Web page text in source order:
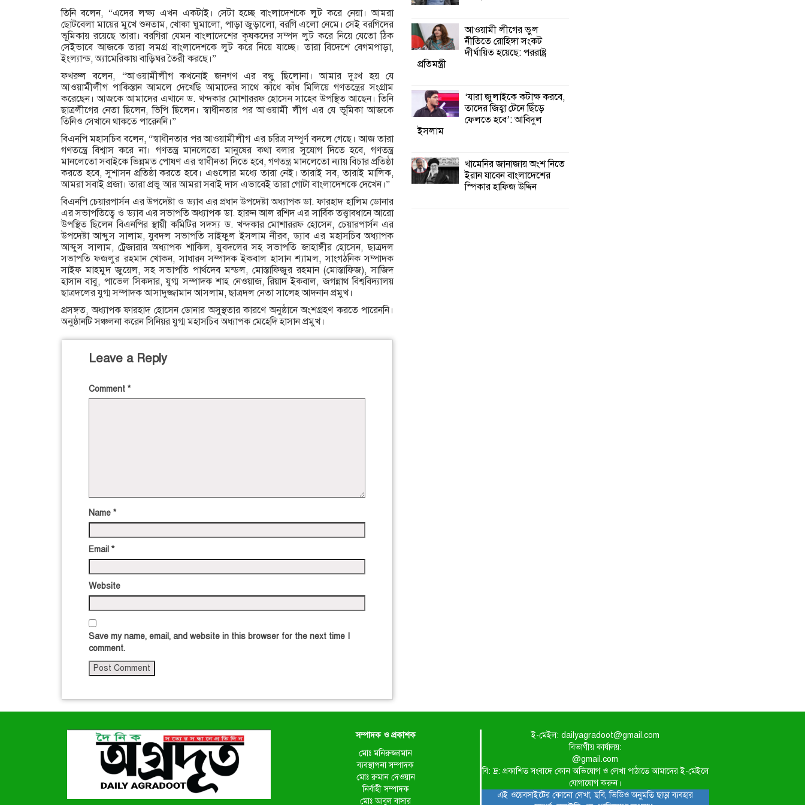
তিনি বলেন, “এদের লক্ষ্য এখন একটাই। সেটা হচ্ছে বাংলাদেশকে লুট করে নেয়া। আমরা
ছোটবেলা মায়ের মুখে শুনতাম, খোকা ঘুমালো, পাড়া জুড়ালো, বরগি এলো নেমে। সেই বরগিদের
ভূমিকায় রয়েছে তারা। বরগিরা যেমন বাংলাদেশের কৃষকদের সম্পদ লুট করে নিয়ে যেতো ঠিক
সেইভাবে আজকে তারা সমগ্র বাংলাদেশকে লুট করে নিয়ে যাচ্ছে। তারা বিদেশে বেগমপাড়া,
ইংল্যান্ড, অ্যামেরিকায় বাড়িঘর তৈরী করছে।”
ফখরুল বলেন, “আওয়ামীলীগ কখনোই জনগণ এর বন্ধু ছিলোনা। আমার দুঃখ হয় যে
আওয়ামীলীগ পাকিস্তান আমলে দেখেছি আমাদের সাথে কাঁধে কাঁধ মিলিয়ে গণতন্ত্রের সংগ্রাম
করেছেন। আজকে আমাদের এখানে ড. খন্দকার মোশাররফ হোসেন সাহেব উপস্থিত আছেন। তিনি
ছাত্রলীগের নেতা ছিলেন, ভিপি ছিলেন। স্বাধীনতার পর আওয়ামী লীগ এর যে ভূমিকা আজকে
তিনিও সেখানে থাকতে পারেননি।”
বিএনপি মহাসচিব বলেন, “স্বাধীনতার পর আওয়ামীলীগ এর চরিত্র সম্পূর্ণ বদলে গেছে। আজ তারা
গণতন্ত্রে বিশ্বাস করে না। গণতন্ত্র মানলেতো মানুষের কথা বলার সুযোগ দিতে হবে, গণতন্ত্র
মানলেতো সবাইকে ভিন্নমত পোষণ এর স্বাধীনতা দিতে হবে, গণতন্ত্র মানলেতো ন্যায় বিচার প্রতিষ্ঠা
করতে হবে, সুশাসন প্রতিষ্ঠা করতে হবে। এগুলোর মধ্যে তারা নেই। তারাই সব, তারাই মালিক,
আমরা সবাই প্রজা। তারা প্রভু আর আমরা সবাই দাস এভাবেই তারা গোটা বাংলাদেশকে দেখেন।”
বিএনপি চেয়ারপার্সন এর উপদেষ্টা ও ড্যাব এর প্রধান উপদেষ্টা অধ্যাপক ডা. ফারহাদ হালিম ডোনার
এর সভাপতিত্বে ও ড্যাব এর সভাপতি অধ্যাপক ডা. হারুন আল রশিদ এর সার্বিক তত্ত্বাবধানে আরো
উপস্থিত ছিলেন বিএনপির স্থায়ী কমিটির সদস্য ড. খন্দকার মোশাররফ হোসেন, চেয়ারপার্সন এর
উপদেষ্টা আব্দুস সালাম, যুবদল সভাপতি সাইফুল ইসলাম নীরব, ড্যাব এর মহাসচিব অধ্যাপক
আব্দুস সালাম, ট্রেজারার অধ্যাপক শাকিল, যুবদলের সহ সভাপতি জাহাঙ্গীর হোসেন, ছাত্রদল
সভাপতি ফজলুর রহমান খোকন, সাধারন সম্পাদক ইকবাল হাসান শ্যামল, সাংগঠনিক সম্পাদক
সাইফ মাহমুদ জুয়েল, সহ সভাপতি পার্থদেব মন্ডল, মোস্তাফিজুর রহমান (মোস্তাফিজ), সাজিদ
হাসান বাবু, পাভেল সিকদার, যুগ্ম সম্পাদক শাহ নেওয়াজ, রিয়াদ ইকবাল, জগন্নাথ বিশ্ববিদ্যালয়
ছাত্রদলের যুগ্ম সম্পাদক আসাদুজ্জামান আসলাম, ছাত্রদল নেতা সালেহ আদনান প্রমুখ।
প্রসঙ্গত, অধ্যাপক ফারহাদ হোসেন ডোনার অসুস্থতার কারণে অনুষ্ঠানে অংশগ্রহণ করতে পারেননি।
অনুষ্ঠানটি সঞ্চলনা করেন সিনিয়র যুগ্ম মহাসচিব অধ্যাপক মেহেদি হাসান প্রমুখ।
Leave a Reply
Comment *
Name *
Email *
Website
Save my name, email, and website in this browser for the next time I
comment.
আওয়ামী লীগের ভুল
নীতিতে রোহিঙ্গা সংকট
দীর্ঘায়িত হয়েছে: পররাষ্ট্র
প্রতিমন্ত্রী
‘যারা জুলাইকে কটাক্ষ করবে,
তাদের জিহ্বা টেনে ছিঁড়ে
ফেলতে হবে’: আবিদুল
ইসলাম
খামেনির জানাজায় অংশ নিতে
ইরান যাবেন বাংলাদেশের
স্পিকার হাফিজ উদ্দিন
সম্পাদক ও প্রকাশক
মোঃ মনিরুজ্জামান
ব্যবস্থাপনা সম্পাদক
মোঃ রুমান দেওয়ান
নির্বাহী সম্পাদক
মোঃ আবুল বাসার
ই-মেইল: dailyagradoot@gmail.com
বিভাগীয় কার্যালয়:
@gmail.com
বি: দ্র: প্রকাশিত সংবাদে কোন অভিযোগ ও লেখা পাঠাতে আমাদের ই-মেইলে
যোগাযোগ করুন।
এই ওয়েবসাইটের কোনো লেখা, ছবি, ভিডিও অনুমতি ছাড়া ব্যবহার